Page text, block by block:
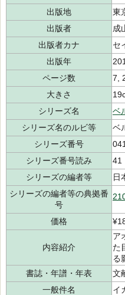
出版地
東
出版者
成
出版者カナ
セ
出版年
ページ数
7,
大きさ
シリーズ名
ベ
シリーズ名のルビ等
ベ
シリーズ番号
041
シリーズ番号読み
41
シリーズの編者等
日
シリーズの編者等の典拠番
号
価格
内容紹介
ア
た
る
書誌・年譜・年表
文
一般件名
イ